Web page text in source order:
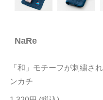
当サイトについて
店舗リスト
NaRe
「和」モチーフが刺繍さ
ンカチ